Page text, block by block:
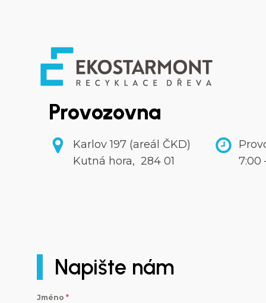
Provozovna
Karlov 197 (areál ČKD)
Kutná hora, 284 01
7:00
Napište nám
Jméno *